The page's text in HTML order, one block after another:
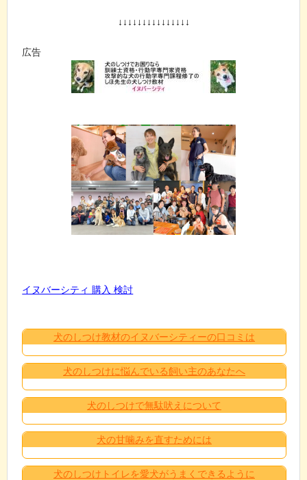
↓↓↓↓↓↓↓↓↓↓↓↓↓↓↓
広告
イヌバーシティ 購入 検討
犬のしつけ教材のイヌバーシティーの口コミは
犬のしつけに悩んでいる飼い主のあなたへ
犬のしつけで無駄吠えについて
犬の甘噛みを直すためには
犬のしつけトイレを愛犬がうまくできるように